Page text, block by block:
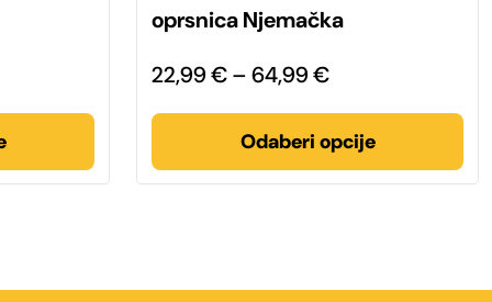
€
oprsnica Njemačka
22,99€ –64,99€Raspon
cijena:
od
22,99 €
Odaberi opcije
varijanti.
se
mogu
na